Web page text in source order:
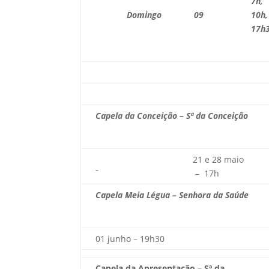
Domingo 09
10h,
Capela da Conceição – Sª da Conceição
21 e 28 maio
– 17h
Capela Meia Légua – Senhora da Saúde
01 junho – 19h30